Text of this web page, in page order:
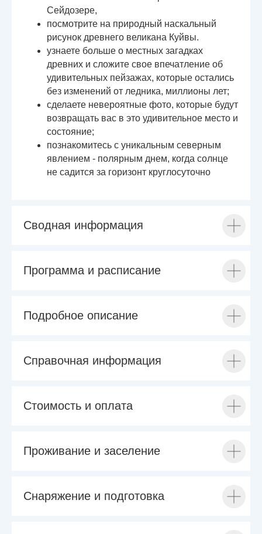
Сейдозере,
посмотрите на природный наскальный
рисунок древнего великана Куйвы.
узнаете больше о местных загадках
древних и сложите свое впечатление об
удивительных пейзажах, которые остались
без изменений от ледника, миллионы лет;
сделаете невероятные фото, которые будут
возвращать вас в это удивительное место и
состояние;
познакомитесь с уникальным северным
явлением - полярным днем, когда солнце
не садится за горизонт круглосуточно
Сводная информация
Программа и расписание
Подробное описание
Справочная информация
Стоимость и оплата
Проживание и заселение
Снаряжение и подготовка